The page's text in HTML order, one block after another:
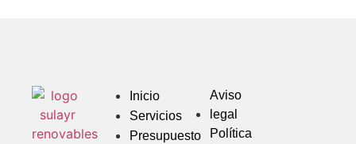
Inicio
Servicios
Presupuesto
Aviso
legal
Política